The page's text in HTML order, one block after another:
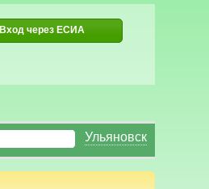
Вход через ЕСИА
Ульяновск